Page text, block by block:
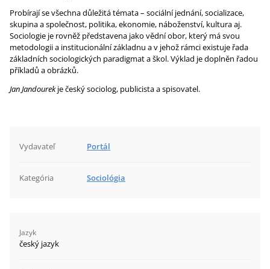
Probírají se všechna důležitá témata – sociální jednání, socializace,
skupina a společnost, politika, ekonomie, náboženství, kultura aj.
Sociologie je rovněž představena jako vědní obor, který má svou
metodologii a institucionální základnu a v jehož rámci existuje řada
základních sociologických paradigmat a škol. Výklad je doplněn řadou
příkladů a obrázků.
Jan Jandourekje český sociolog, publicista a spisovatel.
Vydavateľ Portál
Kategória Sociológia
Jazyk
český jazyk